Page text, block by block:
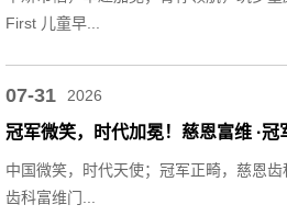
First 儿童早...
07-31 2026
冠军微笑，时代加冕！慈恩富维 ·冠
中国微笑，时代天使；冠军正畸，慈恩
齿科富维门...